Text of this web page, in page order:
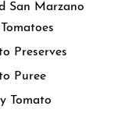
San Marzano
Preserves
Puree
Tomato